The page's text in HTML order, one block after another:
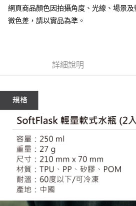
ATM／網路銀行／等多元方式進行付款，方視
※ 請注意：結帳手續完成當下不需立刻繳費，
購買商品的店家。未經商家同意取消之訂單仍
易，需依本服務之必要範圍內提供個人資料，
權轉讓予恩沛科技股份有限公司。
２．關於個人資料處理事宜，請瀏覽以下網址：
https://aftee.tw/terms/#terms3
３．未成年的使用者請事先徵得法定代理人或
「AFTEE先享後付」，若未經同意申辦者引起
任。
４．使用「AFTEE先享後付」時，將依據個別
時審查核予不同之上限額度；若仍有額度不足
請求用戶進行身份認證。
５．嚴禁一人註冊多個帳號或使用他人資訊註
恩沛科技股份有限公司將有權停止該用戶之使
每筆NT$60，滿NT$799(含以上)免運費
付款後門市自取
貨到付款
每筆NT$130，滿NT$3,000(含以上)免運費
網頁商品顏色因拍攝角度、光線、場景
微色差，請以實品為準。
詳細說明